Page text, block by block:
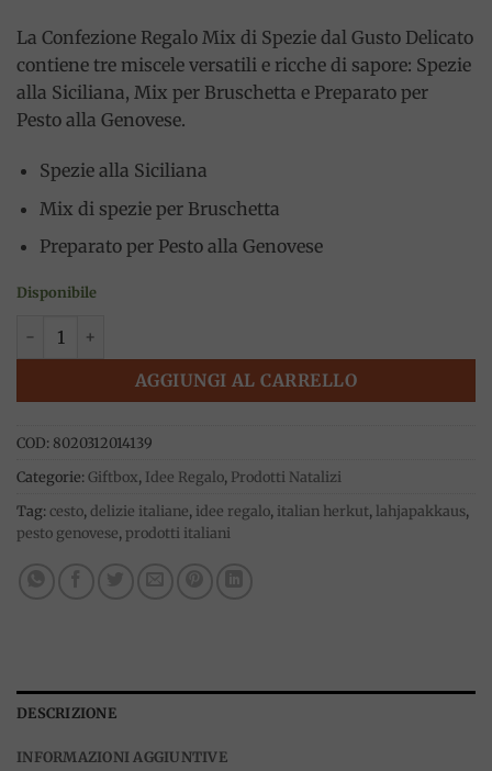
La Confezione Regalo Mix di Spezie dal Gusto Delicato
contiene tre miscele versatili e ricche di sapore: Spezie
alla Siciliana, Mix per Bruschetta e Preparato per
Pesto alla Genovese.
Spezie alla Siciliana
Mix di spezie per Bruschetta
Preparato per Pesto alla Genovese
Disponibile
Confezione Regalo, Mix di Spezie dal Gusto Delicato,
AGGIUNGI AL CARRELLO
COD: 8020312014139
Categorie: Giftbox, Idee Regalo, Prodotti Natalizi
Tag: cesto, delizie italiane, idee regalo, italian herkut, lahjapakkaus,
pesto genovese, prodotti italiani
DESCRIZIONE
INFORMAZIONI AGGIUNTIVE